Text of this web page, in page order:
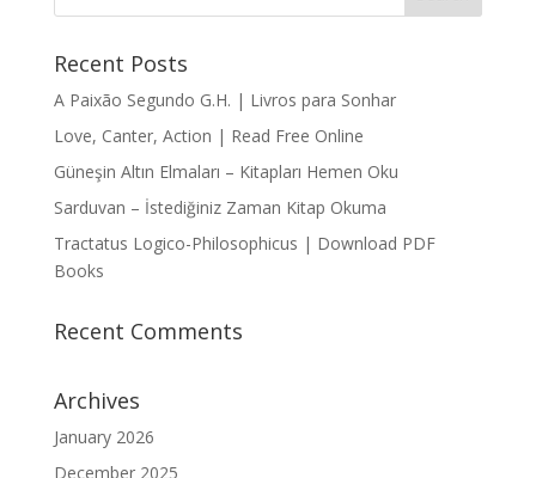
Recent Posts
A Paixão Segundo G.H. | Livros para Sonhar
Love, Canter, Action | Read Free Online
Güneşin Altın Elmaları – Kitapları Hemen Oku
Sarduvan – İstediğiniz Zaman Kitap Okuma
Tractatus Logico-Philosophicus | Download PDF
Books
Recent Comments
Archives
January 2026
December 2025